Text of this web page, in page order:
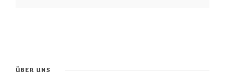
ÜBER UNS